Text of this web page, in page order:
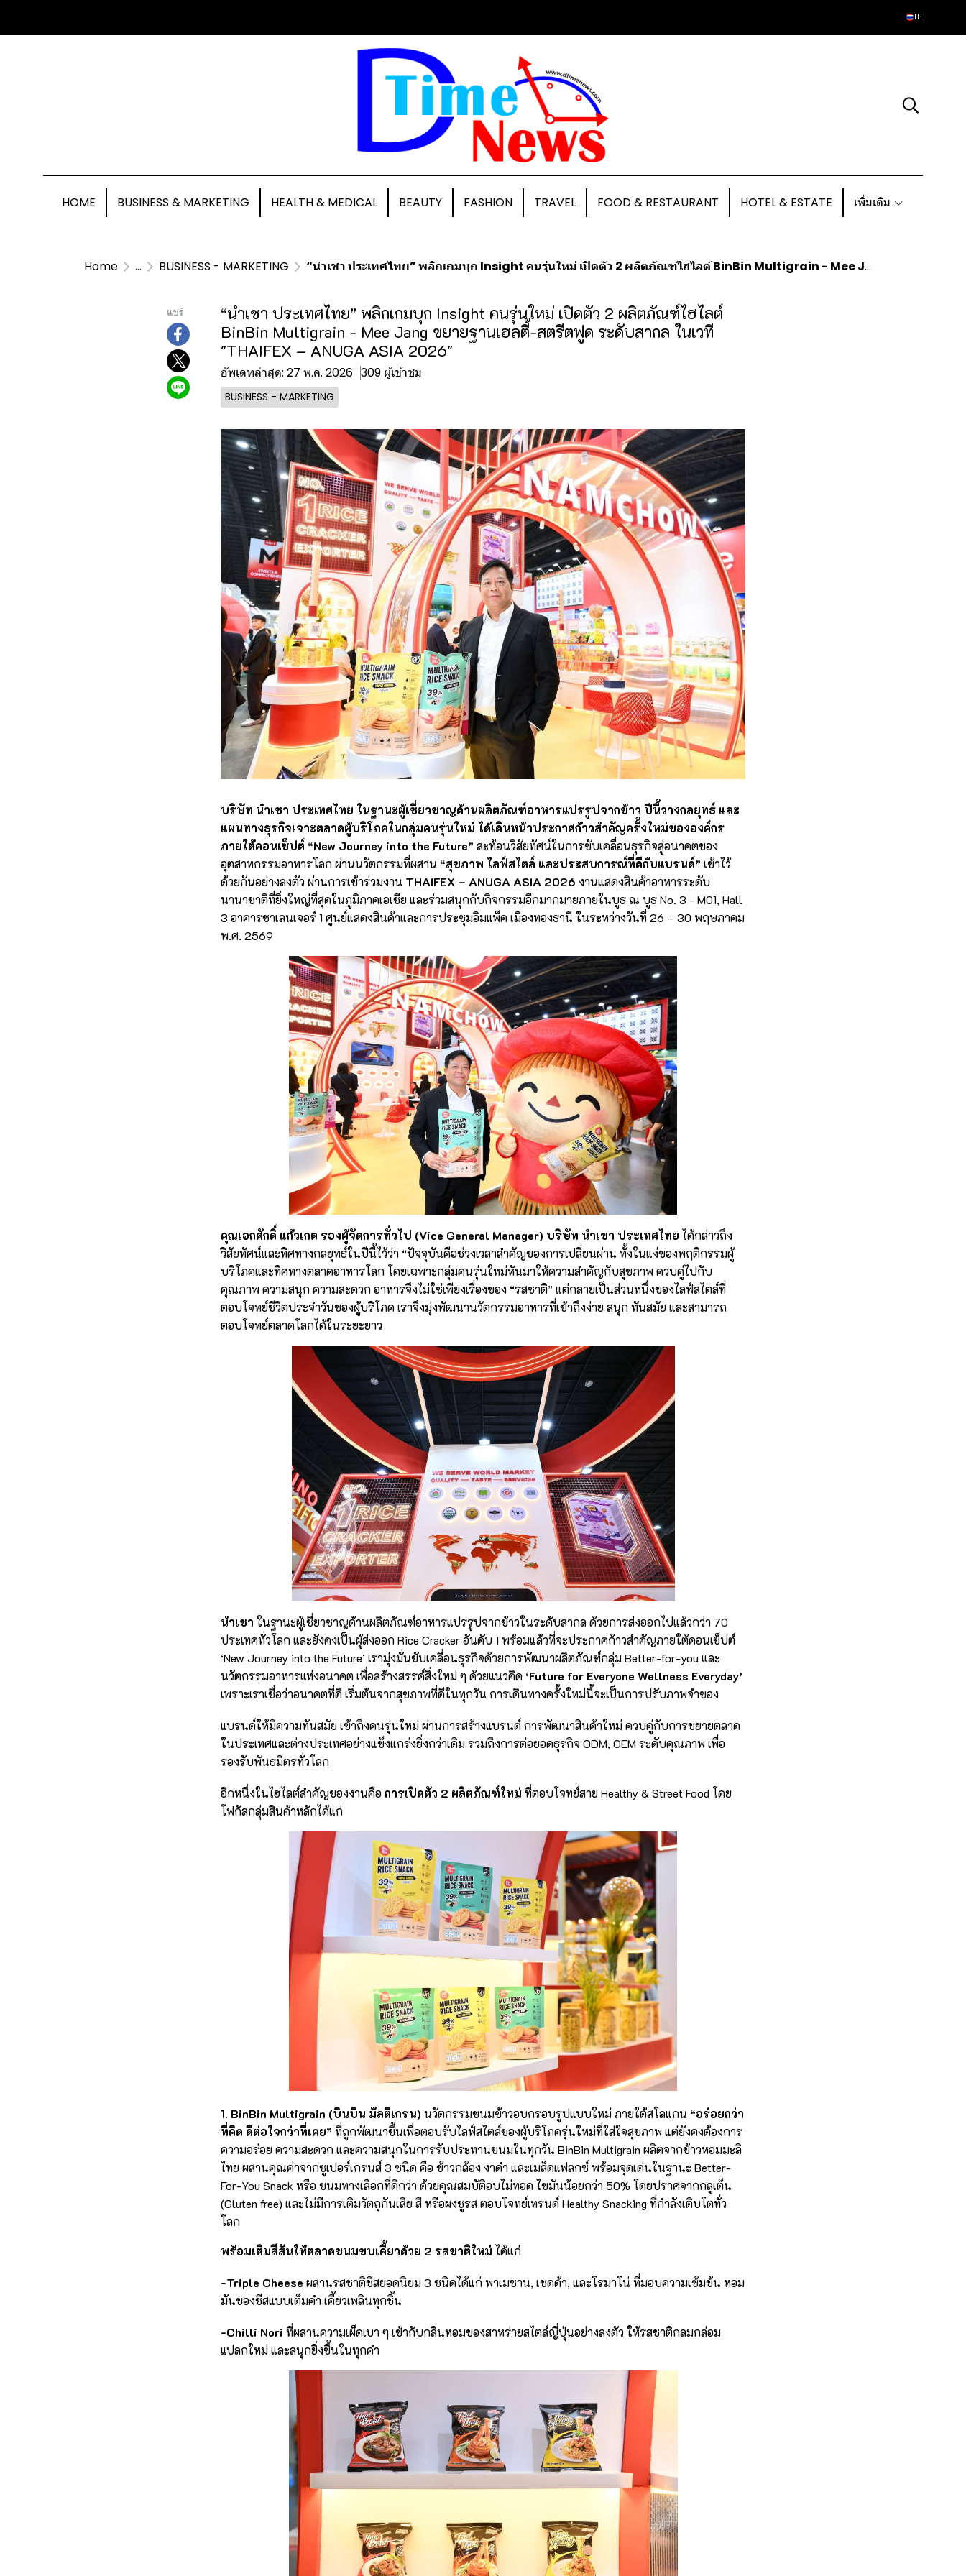
TH
HOME BUSINESS & MARKETING HEALTH & MEDICAL BEAUTY FASHION TRAVEL FOOD & RESTAURANT HOTEL & ESTATE เพิ่มเติม
Home ... BUSINESS - MARKETING “นำเชา ประเทศไทย” พลิกเกมบุก Insight คนรุ่นใหม่ เปิดตัว 2 ผลิตภัณฑ์ไฮไลต์ BinBin Multigrain - Mee Jang ขยายฐานเฮลตี้-สตรีตฟูด ระดับสากล ในเวที "THAIFEX – ANUGA ASIA 2026"
แชร์
“นำเชา ประเทศไทย” พลิกเกมบุก Insight คนรุ่นใหม่ เปิดตัว 2 ผลิตภัณฑ์ไฮไลต์
BinBin Multigrain - Mee Jang ขยายฐานเฮลตี้-สตรีตฟูด ระดับสากล ในเวที
"THAIFEX – ANUGA ASIA 2026"
อัพเดทล่าสุด: 27 พ.ค. 2026 309 ผู้เข้าชม
BUSINESS - MARKETING
บริษัท นำเชา ประเทศไทย ในฐานะผู้เชี่ยวชาญด้านผลิตภัณฑ์อาหารแปรรูปจากข้าว ปีนี้วางกลยุทธ์ และ
แผนทางธุรกิจเจาะตลาดผู้บริโภคในกลุ่มคนรุ่นใหม่ ได้เดินหน้าประกาศก้าวสำคัญครั้งใหม่ขององค์กร
ภายใต้คอนเซ็ปต์ “New Journey into the Future” สะท้อนวิสัยทัศน์ในการขับเคลื่อนธุรกิจสู่อนาคตของ
อุตสาหกรรมอาหารโลก ผ่านนวัตกรรมที่ผสาน “สุขภาพ ไลฟ์สไตล์ และประสบการณ์ที่ดีกับแบรนด์” เข้าไว้
ด้วยกันอย่างลงตัว ผ่านการเข้าร่วมงาน THAIFEX – ANUGA ASIA 2026 งานแสดงสินค้าอาหารระดับ
นานาชาติที่ยิ่งใหญ่ที่สุดในภูมิภาคเอเชีย และร่วมสนุกกับกิจกรรมอีกมากมายภายในบูธ ณ บูธ No. 3 - M01, Hall
3 อาคารชาเลนเจอร์ 1 ศูนย์แสดงสินค้าและการประชุมอิมแพ็ค เมืองทองธานี ในระหว่างวันที่ 26 – 30 พฤษภาคม
พ.ศ. 2569
คุณเอกศักดิ์ แก้วเกต รองผู้จัดการทั่วไป (Vice General Manager) บริษัท นำเชา ประเทศไทย ได้กล่าวถึง
วิสัยทัศน์และทิศทางกลยุทธ์ในปีนี้ไว้ว่า “ปัจจุบันคือช่วงเวลาสำคัญของการเปลี่ยนผ่าน ทั้งในแง่ของพฤติกรรมผู้
บริโภคและทิศทางตลาดอาหารโลก โดยเฉพาะกลุ่มคนรุ่นใหม่หันมาให้ความสำคัญกับสุขภาพ ควบคู่ไปกับ
คุณภาพ ความสนุก ความสะดวก อาหารจึงไม่ใช่เพียงเรื่องของ “รสชาติ” แต่กลายเป็นส่วนหนึ่งของไลฟ์สไตล์ที่
ตอบโจทย์ชีวิตประจำวันของผู้บริโภค เราจึงมุ่งพัฒนานวัตกรรมอาหารที่เข้าถึงง่าย สนุก ทันสมัย และสามารถ
ตอบโจทย์ตลาดโลกได้ในระยะยาว
นำเชา ในฐานะผู้เชี่ยวชาญด้านผลิตภัณฑ์อาหารแปรรูปจากข้าวในระดับสากล ด้วยการส่งออกไปแล้วกว่า 70
ประเทศทั่วโลก และยังคงเป็นผู้ส่งออก Rice Cracker อันดับ 1 พร้อมแล้วที่จะประกาศก้าวสำคัญภายใต้คอนเซ็ปต์
‘New Journey into the Future’ เรามุ่งมั่นขับเคลื่อนธุรกิจด้วยการพัฒนาผลิตภัณฑ์กลุ่ม Better-for-you และ
นวัตกรรมอาหารแห่งอนาคต เพื่อสร้างสรรค์สิ่งใหม่ ๆ ด้วยแนวคิด ‘Future for Everyone Wellness Everyday’
เพราะเราเชื่อว่าอนาคตที่ดี เริ่มต้นจากสุขภาพที่ดีในทุกวัน การเดินทางครั้งใหม่นี้จะเป็นการปรับภาพจำของ
แบรนด์ให้มีความทันสมัย เข้าถึงคนรุ่นใหม่ ผ่านการสร้างแบรนด์ การพัฒนาสินค้าใหม่ ควบคู่กับการขยายตลาด
ในประเทศและต่างประเทศอย่างแข็งแกร่งยิ่งกว่าเดิม รวมถึงการต่อยอดธุรกิจ ODM, OEM ระดับคุณภาพ เพื่อ
รองรับพันธมิตรทั่วโลก
อีกหนึ่งในไฮไลต์สำคัญของงานคือการเปิดตัว 2 ผลิตภัณฑ์ใหม่ ที่ตอบโจทย์สาย Healthy & Street Food โดย
โฟกัสกลุ่มสินค้าหลักได้แก่
1. BinBin Multigrain (บินบิน มัลติเกรน) นวัตกรรมขนมข้าวอบกรอบรูปแบบใหม่ ภายใต้สโลแกน “อร่อยกว่า
ที่คิด ดีต่อใจกว่าที่เคย” ที่ถูกพัฒนาขึ้นเพื่อตอบรับไลฟ์สไตล์ของผู้บริโภครุ่นใหม่ที่ใส่ใจสุขภาพ แต่ยังคงต้องการ
ความอร่อย ความสะดวก และความสนุกในการรับประทานขนมในทุกวัน BinBin Multigrain ผลิตจากข้าวหอมมะลิ
ไทย ผสานคุณค่าจากซูเปอร์เกรนส์ 3 ชนิด คือ ข้าวกล้อง งาดำ และเมล็ดแฟลกซ์ พร้อมจุดเด่นในฐานะ Better-
For-You Snack หรือ ขนมทางเลือกที่ดีกว่า ด้วยคุณสมบัติอบไม่ทอด ไขมันน้อยกว่า 50% โดยปราศจากกลูเต็น
(Gluten free) และไม่มีการเติมวัตถุกันเสีย สี หรือผงชูรส ตอบโจทย์เทรนด์ Healthy Snacking ที่กำลังเติบโตทั่ว
โลก
พร้อมเติมสีสันให้ตลาดขนมขบเคี้ยวด้วย 2 รสชาติใหม่ ได้แก่
-Triple Cheese ผสานรสชาติชีสยอดนิยม 3 ชนิดได้แก่ พาเมซาน, เชดด้า, และโรมาโน่ ที่มอบความเข้มข้น หอม
มันของชีสแบบเต็มคำ เคี้ยวเพลินทุกชิ้น
-Chilli Nori ที่ผสานความเผ็ดเบา ๆ เข้ากับกลิ่นหอมของสาหร่ายสไตล์ญี่ปุ่นอย่างลงตัว ให้รสชาติกลมกล่อม
แปลกใหม่ และสนุกยิ่งขึ้นในทุกคำ